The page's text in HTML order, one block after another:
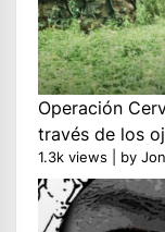
Operación
través de los
1.3k views by